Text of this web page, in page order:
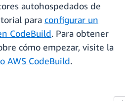
autohospedados de
para configurar un
CodeBuild. Para obtener
cómo empezar, visite la
AWS CodeBuild.